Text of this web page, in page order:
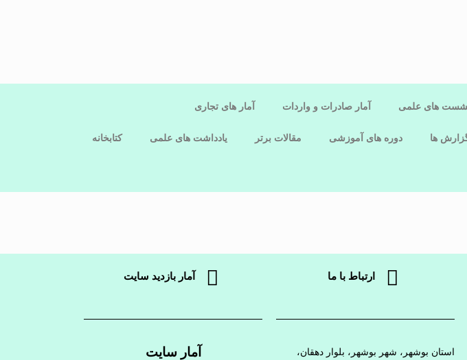
های علمی آمار صادرات و واردات آمار های تجاری
ها دوره های آموزشی مقالات برتر یادداشت های علمی کتابخانه
ارتباط با ما
استان بوشهر، شهر بوشهر، بلوار دهقان،
آمار بازدید سایت
آمار سایت